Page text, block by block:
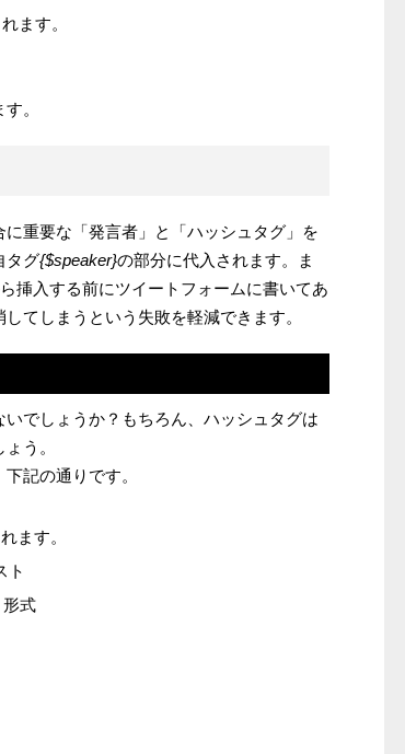
ます。
。
重要な「発言者」と「ハッシュタグ」を
タグ{$speaker}の部分に代入されます。ま
挿入する前にツイートフォームに書いてあ
てしまうという失敗を軽減できます。
でしょうか？もちろん、ハッシュタグは
う。
記の通りです。
ます。
ト
式